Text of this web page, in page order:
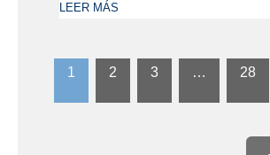
LEER MÁS
1 2 3 … 28